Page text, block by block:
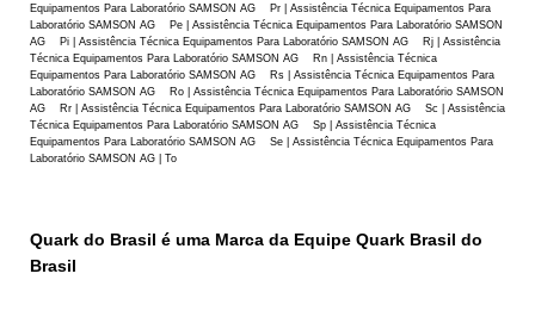
Equipamentos Para Laboratório SAMSON AG Pr | Assistência Técnica Equipamentos Para
Laboratório SAMSON AG Pe | Assistência Técnica Equipamentos Para Laboratório SAMSON
AG Pi | Assistência Técnica Equipamentos Para Laboratório SAMSON AG Rj | Assistência
Técnica Equipamentos Para Laboratório SAMSON AG Rn | Assistência Técnica
Equipamentos Para Laboratório SAMSON AG Rs | Assistência Técnica Equipamentos Para
Laboratório SAMSON AG Ro | Assistência Técnica Equipamentos Para Laboratório SAMSON
AG Rr | Assistência Técnica Equipamentos Para Laboratório SAMSON AG Sc | Assistência
Técnica Equipamentos Para Laboratório SAMSON AG Sp | Assistência Técnica
Equipamentos Para Laboratório SAMSON AG Se | Assistência Técnica Equipamentos Para
Laboratório SAMSON AG | To
Quark do Brasil é uma Marca da Equipe Quark Brasil do
Brasil